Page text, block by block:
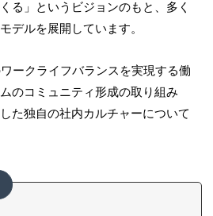
る」というビジョンのもと、多く
デルを展開しています。
ークライフバランスを実現する働
のコミュニティ形成の取り組み
た独自の社内カルチャーについて